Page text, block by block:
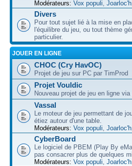
Modérateurs: Vox populi, Joarloc'h
Divers
Pour tout sujet lié à la mise en
l'équilibre du jeu, ou tout thème
particulier.
JOUER EN LIGNE
CHOC (Cry HavOC)
Projet de jeu sur PC par TimProd
Projet Vouldic
Nouveau projet de jeu en ligne
Vassal
Le moteur de jeu permettant de
étiez autour d'une table.
Modérateurs: Vox populi, Joarloc'h
CyberBoard
Le logiciel de PBEM (Play By
pas consacrer plus de quelques
Modérateurs: Vox populi, Joarloc'h